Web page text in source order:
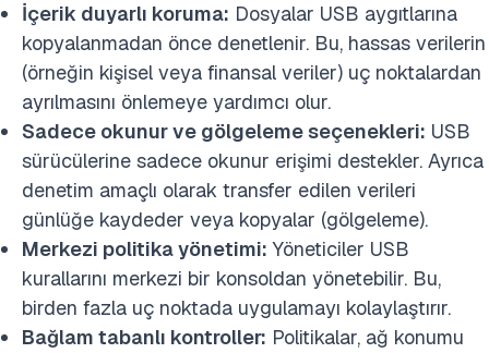
İçerik duyarlı koruma: Dosyalar USB aygıtlarına
kopyalanmadan önce denetlenir. Bu, hassas verilerin
(örneğin kişisel veya finansal veriler) uç noktalardan
ayrılmasını önlemeye yardımcı olur.
Sadece okunur ve gölgeleme seçenekleri: USB
sürücülerine sadece okunur erişimi destekler. Ayrıca
denetim amaçlı olarak transfer edilen verileri
günlüğe kaydeder veya kopyalar (gölgeleme).
Merkezi politika yönetimi: Yöneticiler USB
kurallarını merkezi bir konsoldan yönetebilir. Bu,
birden fazla uç noktada uygulamayı kolaylaştırır.
Bağlam tabanlı kontroller: Politikalar, ağ konumu